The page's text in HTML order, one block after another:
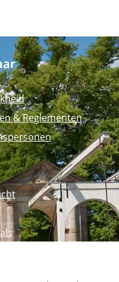
& Reglementen